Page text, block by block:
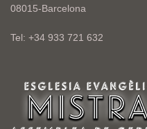
08015-Barcelona
Tel: +34 933 721 632